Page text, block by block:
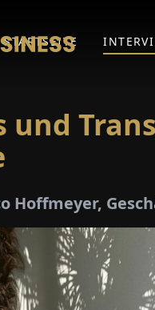
STARTSEITE
und
Hoffmeyer,